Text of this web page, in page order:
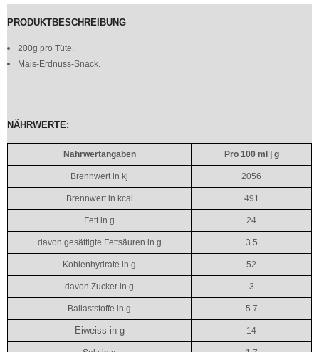
PRODUKTBESCHREIBUNG
200g pro Tüte.
Mais-Erdnuss-Snack.
NÄHRWERTE:
Nährwertangaben Pro 100 ml | g
Brennwert in kj 2056
Brennwert in kcal 491
Fett in g 24
davon gesättigte Fettsäuren in g 3.5
Kohlenhydrate in g 52
davon Zucker in g 3
Ballaststoffe in g 5.7
Eiweiss in g 14